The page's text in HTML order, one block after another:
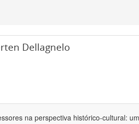
Dellagnelo
na perspectiva histórico-cultural: